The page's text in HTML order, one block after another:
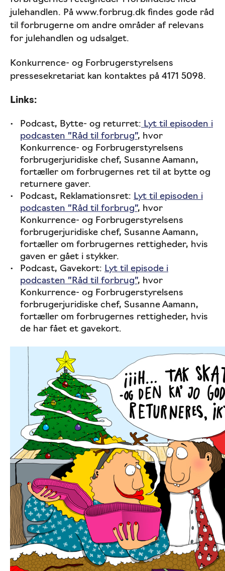
julehandlen. På www.forbrug.dk findes gode råd
til forbrugerne om andre områder af relevans
for julehandlen og udsalget.
Konkurrence- og Forbrugerstyrelsens
pressesekretariat kan kontaktes på 4171 5098.
Links:
Podcast, Bytte- og returret: Lyt til episoden i
podcasten ”Råd til forbrug”, hvor
Konkurrence- og Forbrugerstyrelsens
forbrugerjuridiske chef, Susanne Aamann,
fortæller om forbrugernes ret til at bytte og
returnere gaver.
Podcast, Reklamationsret: Lyt til episoden i
podcasten ”Råd til forbrug”, hvor
Konkurrence- og Forbrugerstyrelsens
forbrugerjuridiske chef, Susanne Aamann,
fortæller om forbrugernes rettigheder, hvis
gaven er gået i stykker.
Podcast, Gavekort: Lyt til episode i
podcasten ”Råd til forbrug”, hvor
Konkurrence- og Forbrugerstyrelsens
forbrugerjuridiske chef, Susanne Aamann,
fortæller om forbrugernes rettigheder, hvis
de har fået et gavekort.